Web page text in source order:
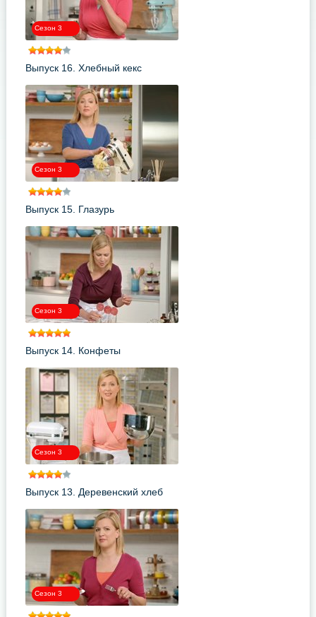
Сезон 3
Выпуск 16. Хлебный кекс
Сезон 3
Выпуск 15. Глазурь
Сезон 3
Выпуск 14. Конфеты
Сезон 3
Выпуск 13. Деревенский хлеб
Сезон 3